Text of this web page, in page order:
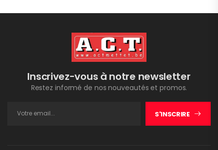
Inscrivez-vous à notre newsletter
Restez informé de nos nouveautés et promos.
S'INSCRIRE